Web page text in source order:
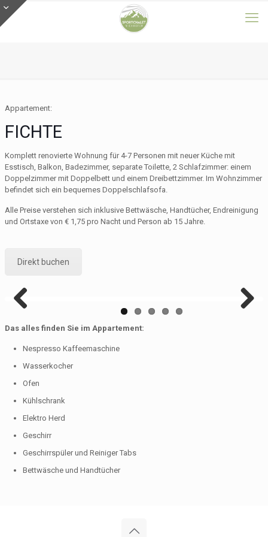
Appartement:
FICHTE
Komplett renovierte Wohnung für 4-7 Personen mit neuer Küche mit
Esstisch, Balkon, Badezimmer, separate Toilette, 2 Schlafzimmer: einem
Doppelzimmer mit Doppelbett und einem Dreibettzimmer. Im Wohnzimmer
befindet sich ein bequemes Doppelschlafsofa.
Alle Preise verstehen sich inklusive Bettwäsche, Handtücher, Endreinigung
und Ortstaxe von € 1,75 pro Nacht und Person ab 15 Jahre.
Direkt buchen
Das alles finden Sie im Appartement:
Nespresso Kaffeemaschine
Wasserkocher
Ofen
Kühlschrank
Elektro Herd
Geschirr
Geschirrspüler und Reiniger Tabs
Bettwäsche und Handtücher